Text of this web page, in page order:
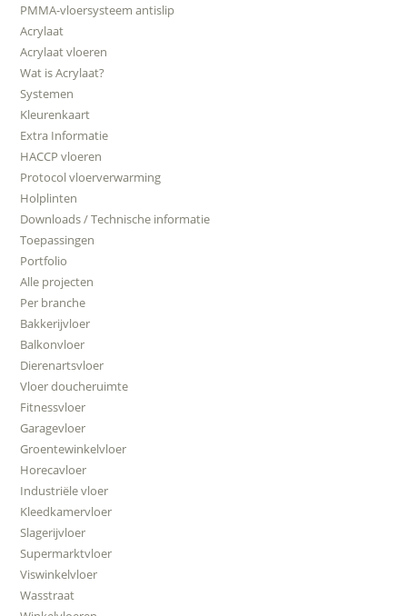
PMMA-vloersysteem antislip
Acrylaat
Acrylaat vloeren
Wat is Acrylaat?
Systemen
Kleurenkaart
Extra Informatie
HACCP vloeren
Protocol vloerverwarming
Holplinten
Downloads / Technische informatie
Toepassingen
Portfolio
Alle projecten
Per branche
Bakkerijvloer
Balkonvloer
Dierenartsvloer
Vloer doucheruimte
Fitnessvloer
Garagevloer
Groentewinkelvloer
Horecavloer
Industriële vloer
Kleedkamervloer
Slagerijvloer
Supermarktvloer
Viswinkelvloer
Wasstraat